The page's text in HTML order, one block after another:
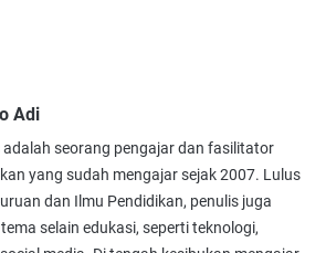
Adi
adalah seorang pengajar dan fasilitator
yang sudah mengajar sejak 2007. Lulus
dan Ilmu Pendidikan, penulis juga
selain edukasi, seperti teknologi,